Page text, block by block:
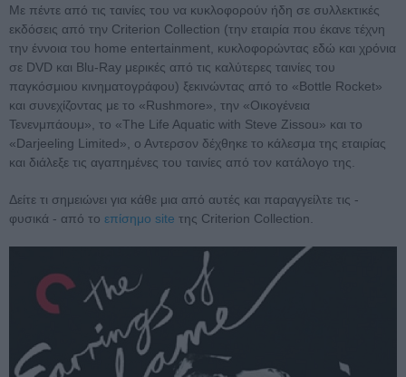
Με πέντε από τις ταινίες του να κυκλοφορούν ήδη σε συλλεκτικές
εκδόσεις από την Criterion Collection (την εταιρία που έκανε τέχνη
την έννοια του home entertainment, κυκλοφορώντας εδώ και χρόνια
σε DVD και Blu-Ray μερικές από τις καλύτερες ταινίες του
παγκόσμιου κινηματογράφου) ξεκινώντας από το «Bottle Rocket»
και συνεχίζοντας με το «Rushmore», την «Οικογένεια
Τενενμπάουμ», το «The Life Aquatic with Steve Zissou» και το
«Darjeeling Limited», ο Αντερσον δέχθηκε το κάλεσμα της εταιρίας
και διάλεξε τις αγαπημένες του ταινίες από τον κατάλογο της.
Δείτε τι σημειώνει για κάθε μια από αυτές και παραγγείλτε τις -
φυσικά - από το επίσημο site της Criterion Collection.